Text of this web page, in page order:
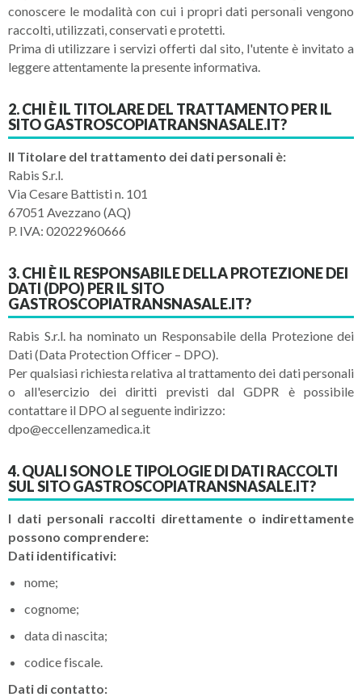
conoscere le modalità con cui i propri dati personali vengono
raccolti, utilizzati, conservati e protetti.
Prima di utilizzare i servizi offerti dal sito, l'utente è invitato a
leggere attentamente la presente informativa.
2. CHI È IL TITOLARE DEL TRATTAMENTO PER IL
SITO GASTROSCOPIATRANSNASALE.IT?
Il Titolare del trattamento dei dati personali è:
Rabis S.r.l.
Via Cesare Battisti n. 101
67051 Avezzano (AQ)
P. IVA: 02022960666
3. CHI È IL RESPONSABILE DELLA PROTEZIONE DEI
DATI (DPO) PER IL SITO
GASTROSCOPIATRANSNASALE.IT?
Rabis S.r.l. ha nominato un Responsabile della Protezione dei
Dati (Data Protection Officer – DPO).
Per qualsiasi richiesta relativa al trattamento dei dati personali
o all'esercizio dei diritti previsti dal GDPR è possibile
contattare il DPO al seguente indirizzo:
dpo@eccellenzamedica.it
4. QUALI SONO LE TIPOLOGIE DI DATI RACCOLTI
SUL SITO GASTROSCOPIATRANSNASALE.IT?
I dati personali raccolti direttamente o indirettamente
possono comprendere:
Dati identificativi:
nome;
cognome;
data di nascita;
codice fiscale.
Dati di contatto: